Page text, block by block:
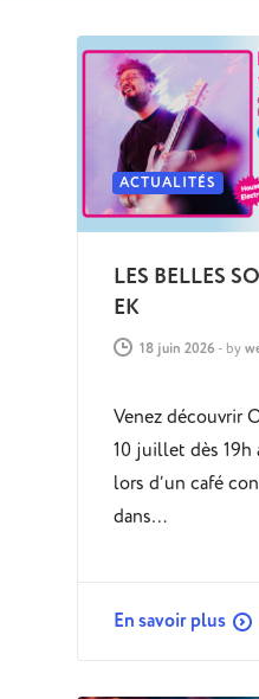
ACTUALITÉS
LES BELLES
EK
18 juin 2026 - by
Venez découvrir
10 juillet dès 19h
lors d’un café
dans…
En savoir plus